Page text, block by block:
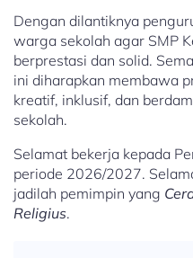
Dengan dilantiknya
warga sekolah agar SMP
berprestasi dan solid.
ini diharapkan membawa
kreatif, inklusif, dan
sekolah.
Selamat bekerja kepada
periode 2026/2027.
jadilah pemimpin yang
Religius.